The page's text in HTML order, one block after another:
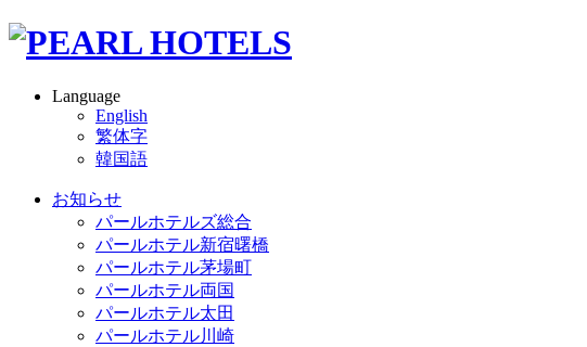
Language
English
繁体字
韓国語
お知らせ
パールホテルズ総合
パールホテル新宿曙橋
パールホテル茅場町
パールホテル両国
パールホテル太田
パールホテル川崎